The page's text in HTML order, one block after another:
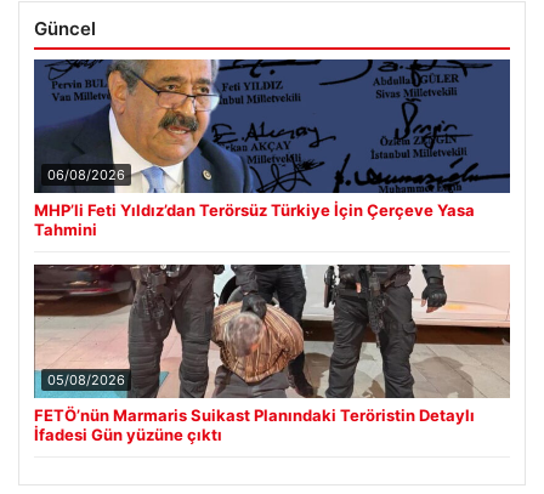
Güncel
06/08/2026
MHP’li Feti Yıldız’dan Terörsüz Türkiye İçin Çerçeve Yasa
Tahmini
05/08/2026
FETÖ’nün Marmaris Suikast Planındaki Teröristin Detaylı
İfadesi Gün yüzüne çıktı